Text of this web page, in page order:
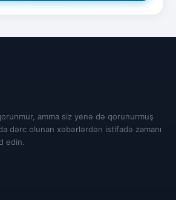
amma siz yenə də qorunurmuş
dərc olunan xəbərlərdən istifadə zamanı
edin.